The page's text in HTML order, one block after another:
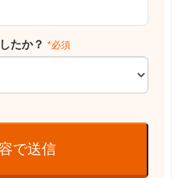
たか？ *必須
で送信